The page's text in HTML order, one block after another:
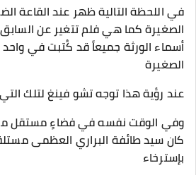
في اللحظة التالية ظهر عند القاعة
الصغيرة كما هي فلم تتغير عن
أسماء الورثة جميعاً قد كُتبت في واحد
الصغيرة
عند رؤية هذا توجه تشو فينغ لتلك
وفي الوقت نفسه في فضاءٍ مستقل
كان سيد طائفة البراري العظمى
بإسترخاء